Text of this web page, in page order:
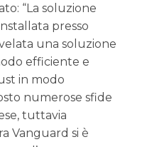
“La soluzione
presso
una soluzione
efficiente e
in modo
numerose sfide
tuttavia
Vanguard si è